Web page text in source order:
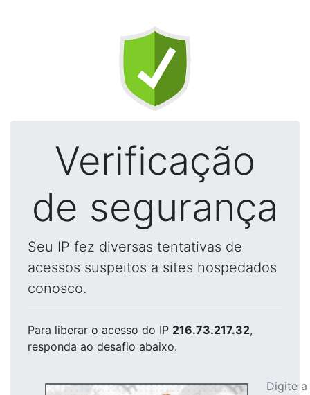
Verificação
de segurança
Seu IP fez diversas tentativas de
acessos suspeitos a sites hospedados
conosco.
Para liberar o acesso do IP 216.73.217.32,
responda ao desafio abaixo.
Digite